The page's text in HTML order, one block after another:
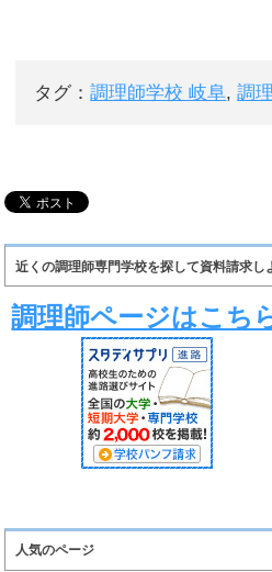
タグ：調理師学校 岐阜,調
近くの調理師専門学校を探して資料請求し
調理師ページはこち
人気のページ